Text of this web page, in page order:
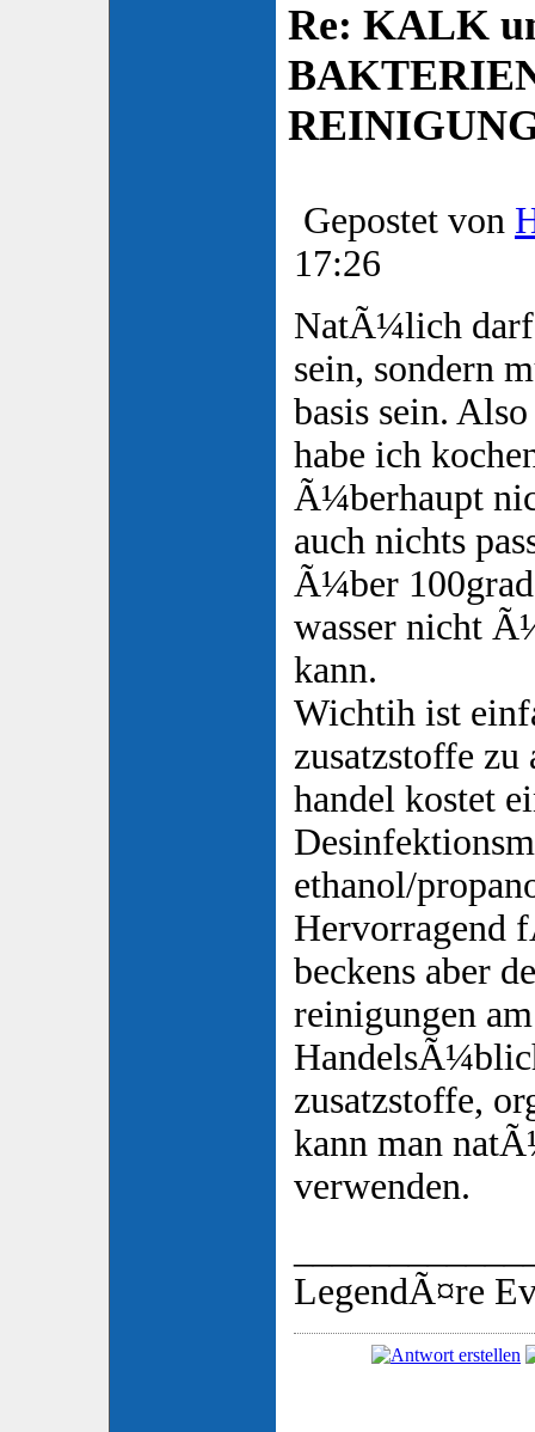
Re: KALK
Gepostet von
17:26
NatÃ¼lich
sein, sondern
basis sein.
habe ich
Ã¼berhaupt
auch nichts
Ã¼ber
wasser nicht
kann.
Wichtih ist
zusatzstoffe
handel kostet
ethanol/
Hervorragend
beckens aber
reinigungen
zusatzstoffe,
kann man
verwenden.
LegendÃ¤re